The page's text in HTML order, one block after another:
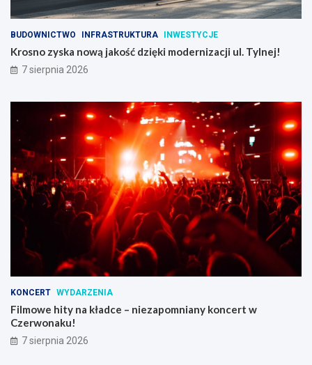
BUDOWNICTWO INFRASTRUKTURA INWESTYCJE
Krosno zyska nową jakość dzięki modernizacji ul. Tylnej!
7 sierpnia 2026
KONCERT WYDARZENIA
Filmowe hity na kładce – niezapomniany koncert w
Czerwonaku!
7 sierpnia 2026